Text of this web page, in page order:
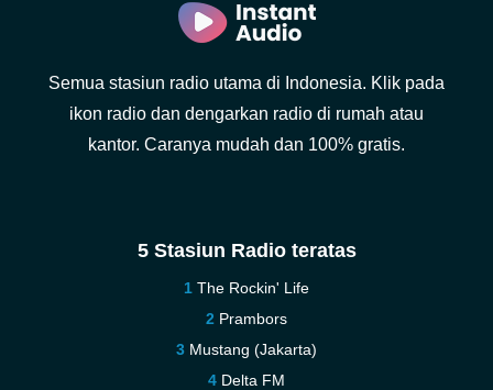
Semua stasiun radio utama di Indonesia. Klik pada
ikon radio dan dengarkan radio di rumah atau
kantor. Caranya mudah dan 100% gratis.
5 Stasiun Radio teratas
The Rockin' Life
Prambors
Mustang (Jakarta)
Delta FM